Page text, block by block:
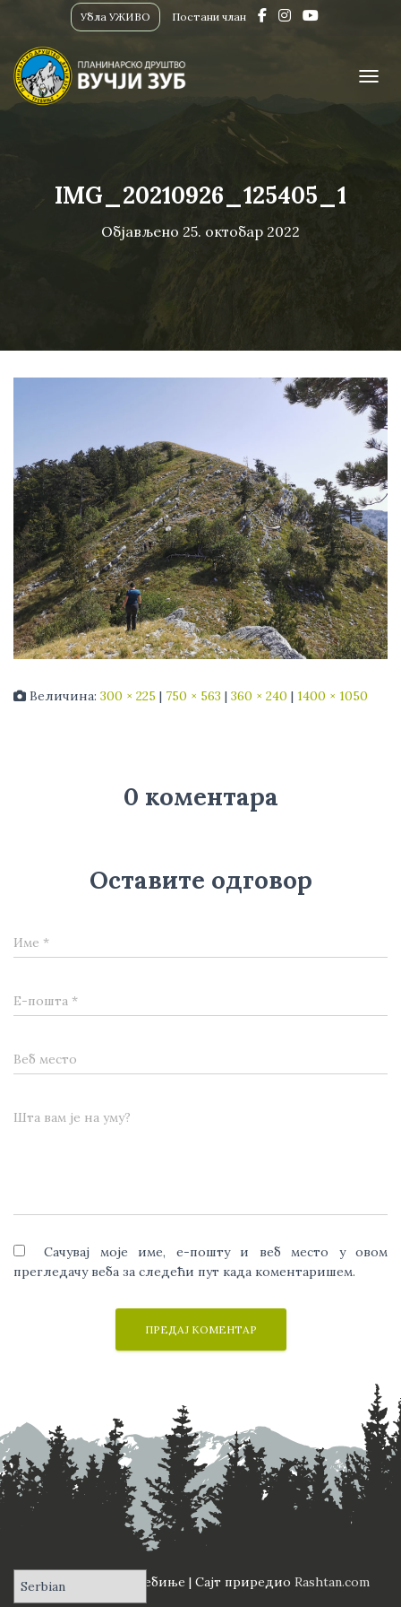
Убла УЖИВО Постани члан
IMG_20210926_125405_1
Објављено 25. октобар 2022
Величина: 300 × 225 | 750 × 563 | 360 × 240 | 1400 × 1050
0 коментара
Оставите одговор
Име *
Е-пошта *
Веб место
Шта вам је на уму?
Сачувај моје име, е-пошту и веб место у овом
прегледачу веба за следећи пут када коментаришем.
ПД "Вучји Зуб" Требиње | Сајт приредио Rashtan.com